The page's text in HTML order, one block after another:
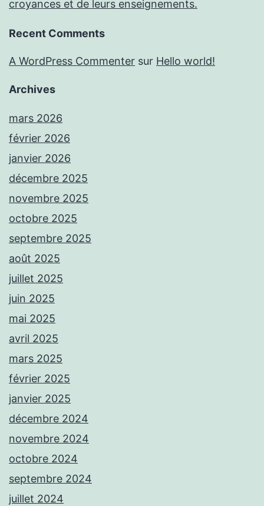
croyances et de leurs enseignements.
Recent Comments
A WordPress Commenter sur Hello world!
Archives
mars 2026
février 2026
janvier 2026
décembre 2025
novembre 2025
octobre 2025
septembre 2025
août 2025
juillet 2025
juin 2025
mai 2025
avril 2025
mars 2025
février 2025
janvier 2025
décembre 2024
novembre 2024
octobre 2024
septembre 2024
juillet 2024